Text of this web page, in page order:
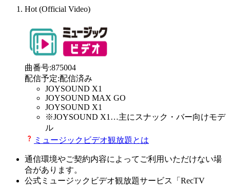
Hot (Official Video)
曲番号:875004
配信予定:配信済み
JOYSOUND X1
JOYSOUND MAX GO
JOYSOUND X1
※JOYSOUND X1 …主にスナック・バー向けモデ
ル
ミュージックビデオ観放題とは
通信環境やご契約内容によってご利用いただけない場
合があります。
公式ミュージックビデオ観放題サービス「RecTV